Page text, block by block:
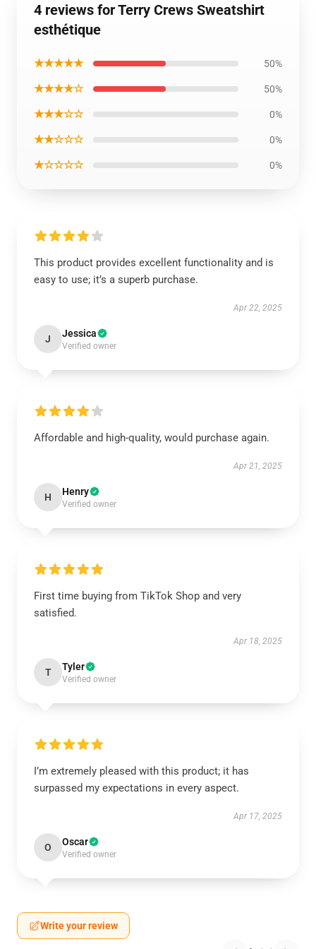
4 reviews for Terry Crews Sweatshirt
esthétique
★★★★★ 50%
★★★★☆ 50%
★★★☆☆ 0%
★★☆☆☆ 0%
★☆☆☆☆ 0%
This product provides excellent functionality and is
easy to use; it’s a superb purchase.
Apr 22, 2025
J Jessica
Verified owner
Affordable and high-quality, would purchase again.
Apr 21, 2025
H Henry
Verified owner
First time buying from TikTok Shop and very
satisfied.
Apr 18, 2025
T Tyler
Verified owner
I’m extremely pleased with this product; it has
surpassed my expectations in every aspect.
Apr 17, 2025
O Oscar
Verified owner
Write your review